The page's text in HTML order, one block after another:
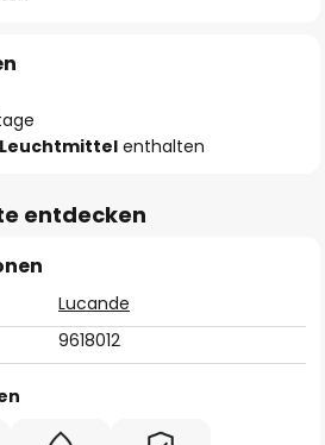
enthalten
entdecken
Lucande
9618012